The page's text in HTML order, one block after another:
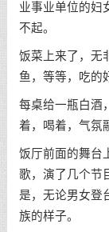
业事业单位的妇
不起。
饭菜上来了，无
鱼，等等，吃的
每桌给一瓶白酒
着，喝着，气氛
饭厅前面的舞台
歌，演了几个节
是，无论男女登
族的样子。